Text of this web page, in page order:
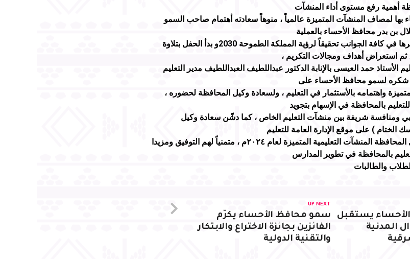
أهمية رفع مستوى أداء المنشآت
بها لمصاف المنشآت المتميزة عالمياً ، منوهاً سعادته أهتمام صاحب السمو
بن بدر محافظ الأحساء بالعملية
لتعليمية بالمحافظة وتطويرها في كافة الجوانب تحقيقاً لرؤية المملكة الطموحة 2030و بدأ الحفل بتلاوة
استعراض أهداف ومجالات التكريم ،
الأستاذ حمد العيسى بالإنابة الدكتور عبداللطيف العبداللطيف مدير التعليم
شكره لسمو محافظ الأحساء على
واهتمامه بالأستثمار في التعليم ، ولسعادة وكيل المحافظة لحضوره ،
بالمحافظة في الإسهام بتجويد
ومنافسة شريفة بين منشآت التعليم الخاص ، كما دشّن سعادة وكيل
) على موقع الإدارة العامة للتعليم
بالأحساء وهنأ سعادة وكيل المحافظة المنشآت التعليمية المتميزة لعام ٢٠٢٤م ، متمنياً لهم التوفيق ومزيدا
بالمحافظة في تطوير المدارس
والطالبات
UP NEXT
سمو محافظ الأحساء يكرّم
الفائزين بجائزة الاختراع والابتكار
والتقنية الدولية
يستقبل
المدنية